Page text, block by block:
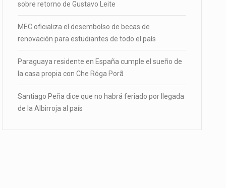
sobre retorno de Gustavo Leite
MEC oficializa el desembolso de becas de
renovación para estudiantes de todo el país
Paraguaya residente en España cumple el sueño de
la casa propia con Che Róga Porã
Santiago Peña dice que no habrá feriado por llegada
de la Albirroja al país